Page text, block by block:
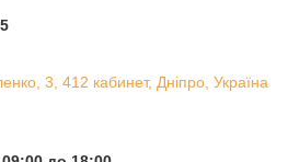
3, 412 кабинет, Дніпро, Україна